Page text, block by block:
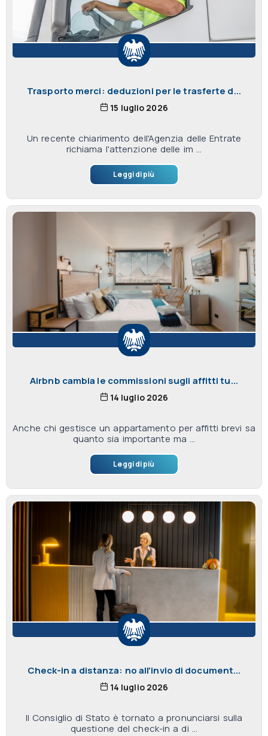
Trasporto merci: deduzioni per le trasferte d...
15 luglio 2026
Un recente chiarimento dell'Agenzia delle Entrate
richiama l'attenzione delle im ...
Leggi di più
Airbnb cambia le commissioni sugli affitti tu...
14 luglio 2026
Anche chi gestisce un appartamento per affitti brevi sa
quanto sia importante ma ...
Leggi di più
Check-in a distanza: no all'invio di document...
14 luglio 2026
Il Consiglio di Stato è tornato a pronunciarsi sulla
questione del check-in a di ...